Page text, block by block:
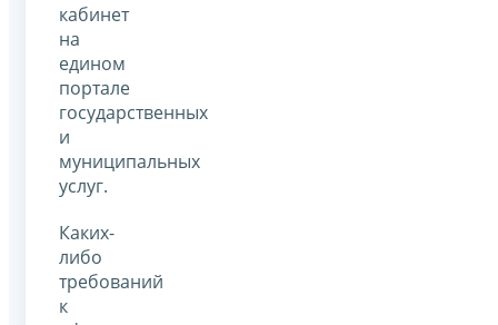
кабинет
на
едином
портале
государственных
и
муниципальных
услуг.
Каких-
либо
требований
к